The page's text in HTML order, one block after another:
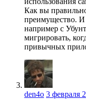
Как вы
преимущество.
например с
мигрировать,
привычных
den4o 3 февраля